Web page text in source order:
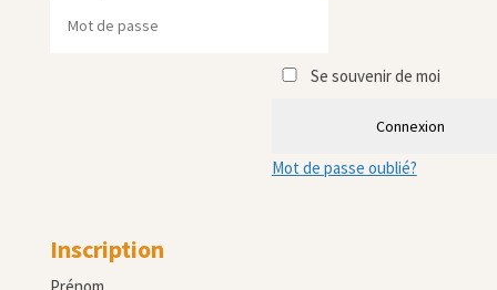
Se souvenir de moi
Connexion
Mot de passe oublié?
Inscription